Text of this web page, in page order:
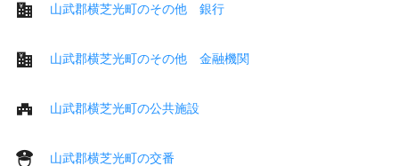
山武郡横芝光町のその他 銀行
山武郡横芝光町のその他 金融機関
山武郡横芝光町の公共施設
山武郡横芝光町の交番